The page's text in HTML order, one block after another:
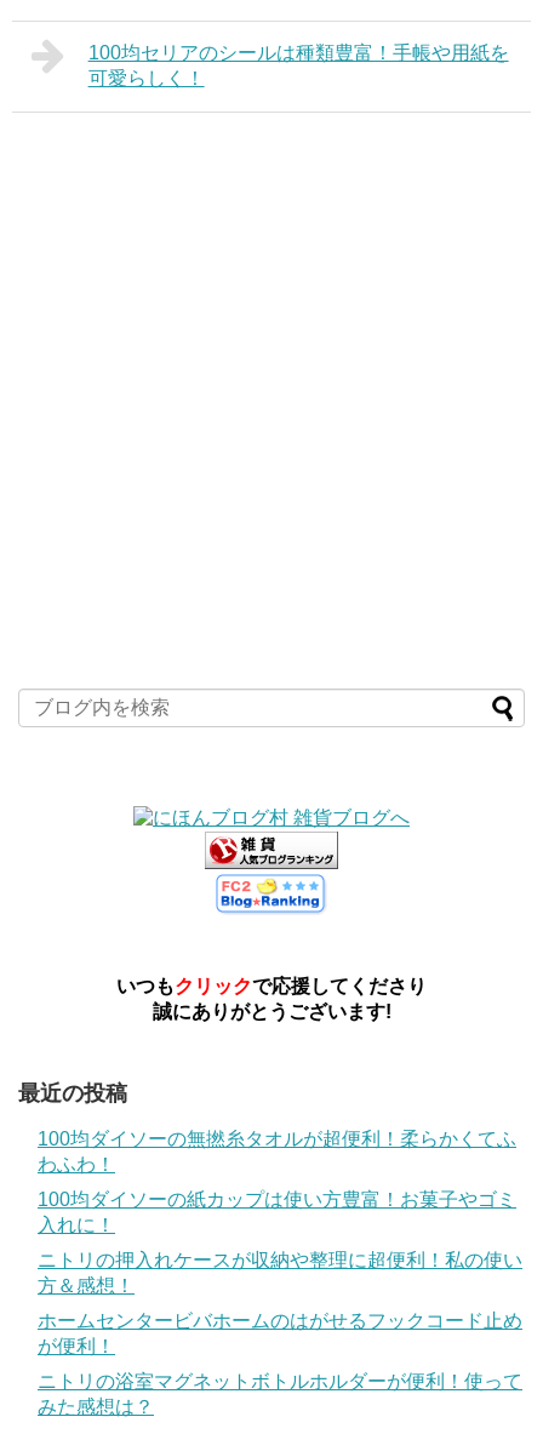
100均セリアのシールは種類豊富！手帳や用紙を
可愛らしく！
いつもクリックで応援してくださり
誠にありがとうございます!
最近の投稿
100均ダイソーの無撚糸タオルが超便利！柔らかくてふ
わふわ！
100均ダイソーの紙カップは使い方豊富！お菓子やゴミ
入れに！
ニトリの押入れケースが収納や整理に超便利！私の使い
方＆感想！
ホームセンタービバホームのはがせるフックコード止め
が便利！
ニトリの浴室マグネットボトルホルダーが便利！使って
みた感想は？